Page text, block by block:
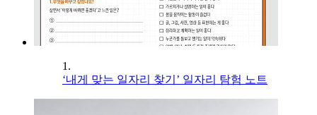
1.
‘내게 맞는 일자리 찾기’ 일자리 탐험 노트